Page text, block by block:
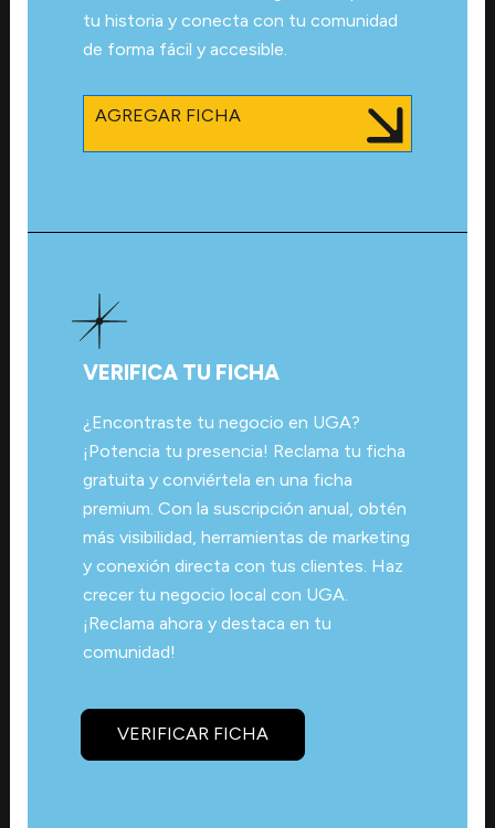
tu historia y conecta con tu comunidad
de forma fácil y accesible.
AGREGAR FICHA
VERIFICA TU FICHA
¿Encontraste tu negocio en UGA?
¡Potencia tu presencia! Reclama tu ficha
gratuita y conviértela en una ficha
premium. Con la suscripción anual, obtén
más visibilidad, herramientas de marketing
y conexión directa con tus clientes. Haz
crecer tu negocio local con UGA.
¡Reclama ahora y destaca en tu
comunidad!
VERIFICAR FICHA